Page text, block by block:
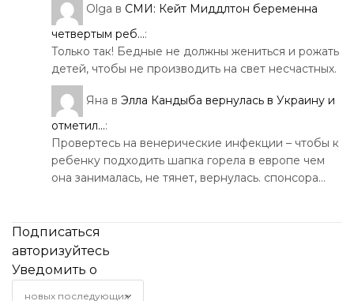
Olga в СМИ: Кейт Миддлтон беременна
четвертым реб...:
Только так! Бедные не должны жениться и рожать
детей, чтобы не производить на свет несчастных.
Яна в Элла Кандыба вернулась в Украину и
отметил...:
Провертесь на венерические инфекции – чтобы к
ребенку подходить шапка горела в европе чем
она занималась, не тянет, вернулась. спонсора…
Подписаться
авторизуйтесь
Уведомить о